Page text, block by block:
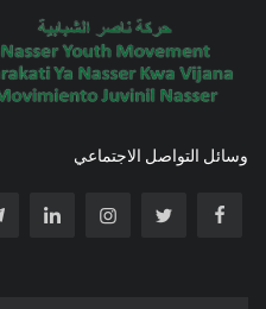
وسائل التواصل الاجتماعي